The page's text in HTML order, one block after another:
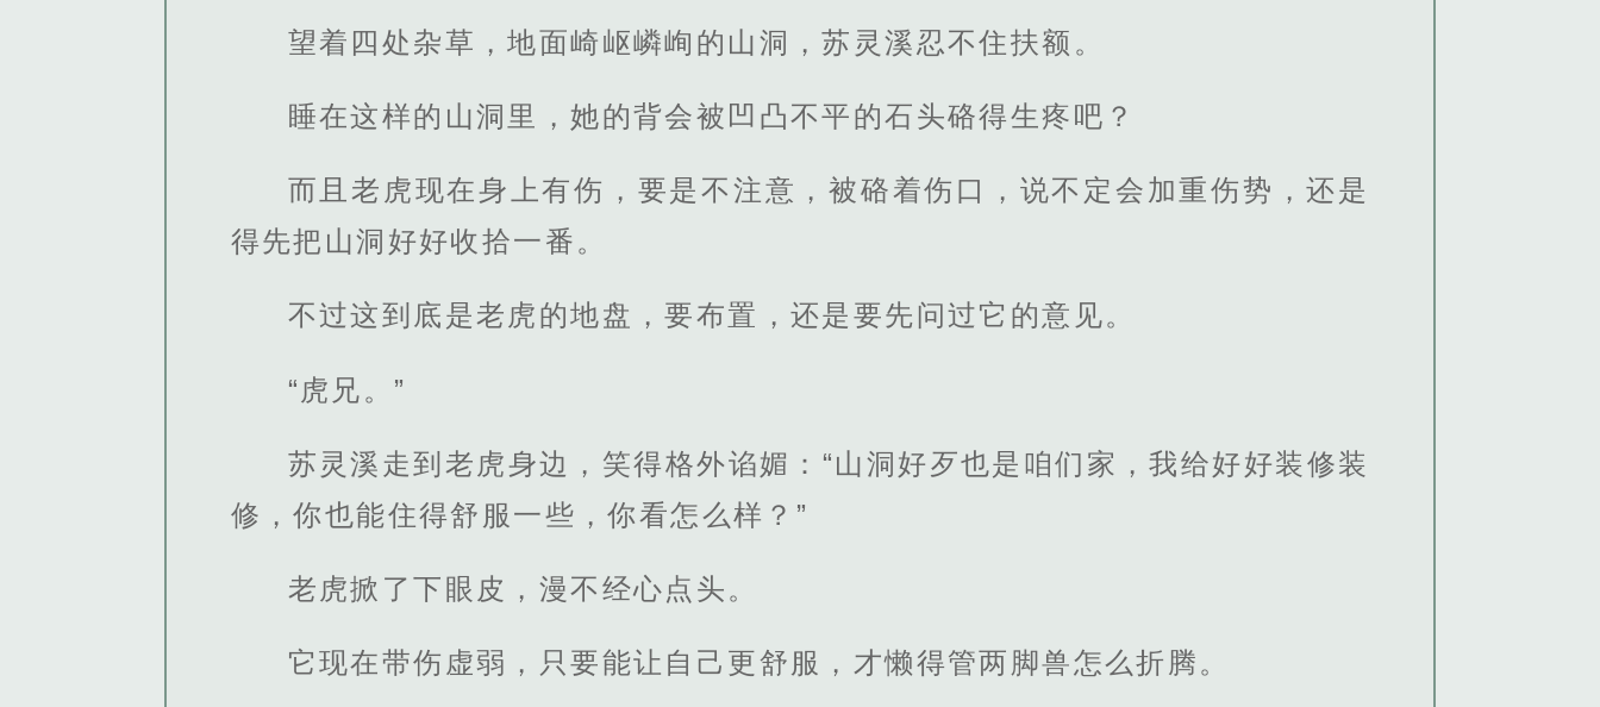
望着四处杂草，地面崎岖嶙峋的山洞，苏灵溪忍不住扶额。
睡在这样的山洞里，她的背会被凹凸不平的石头硌得生疼吧？
而且老虎现在身上有伤，要是不注意，被硌着伤口，说不定会加重伤势，还是
得先把山洞好好收拾一番。
不过这到底是老虎的地盘，要布置，还是要先问过它的意见。
“虎兄。”
苏灵溪走到老虎身边，笑得格外谄媚：“山洞好歹也是咱们家，我给好好装修装
修，你也能住得舒服一些，你看怎么样？”
老虎掀了下眼皮，漫不经心点头。
它现在带伤虚弱，只要能让自己更舒服，才懒得管两脚兽怎么折腾。